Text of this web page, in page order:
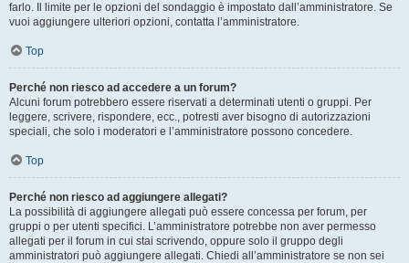
farlo. Il limite per le opzioni del sondaggio è impostato dall’amministratore. Se
vuoi aggiungere ulteriori opzioni, contatta l’amministratore.
Top
Perché non riesco ad accedere a un forum?
Alcuni forum potrebbero essere riservati a determinati utenti o gruppi. Per
leggere, scrivere, rispondere, ecc., potresti aver bisogno di autorizzazioni
speciali, che solo i moderatori e l’amministratore possono concedere.
Top
Perché non riesco ad aggiungere allegati?
La possibilità di aggiungere allegati può essere concessa per forum, per
gruppi o per utenti specifici. L’amministratore potrebbe non aver permesso
allegati per il forum in cui stai scrivendo, oppure solo il gruppo degli
amministratori può aggiungere allegati. Chiedi all’amministratore se non sei